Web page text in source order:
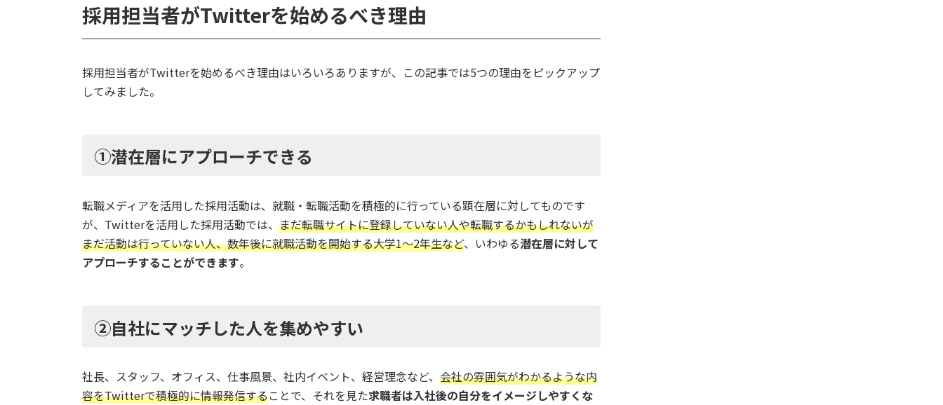
採用担当者がTwitterを始めるべき理由
採用担当者がTwitterを始めるべき理由はいろいろありますが、この記事では5つの理由をピックアップ
してみました。
①潜在層にアプローチできる
転職メディアを活用した採用活動は、就職・転職活動を積極的に行っている顕在層に対してものです
が、Twitterを活用した採用活動では、 まだ転職サイトに登録していない人や転職するかもしれないが
まだ活動は行っていない人、数年後に就職活動を開始する大学1〜2年生など、いわゆる潜在層に対して
アプローチすることができます。
②自社にマッチした人を集めやすい
社長、スタッフ、オフィス、仕事風景、社内イベント、経営理念など、 会社の雰囲気がわかるような内
容をTwitterで積極的に情報発信することで、それを見た求職者は入社後の自分をイメージしやすくな